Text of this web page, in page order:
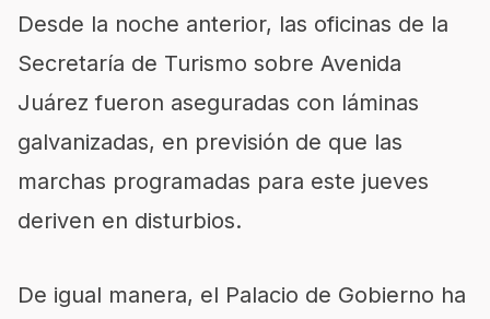
Desde la noche anterior, las oficinas de la
Secretaría de Turismo sobre Avenida
Juárez fueron aseguradas con láminas
galvanizadas, en previsión de que las
marchas programadas para este jueves
deriven en disturbios.
De igual manera, el Palacio de Gobierno ha